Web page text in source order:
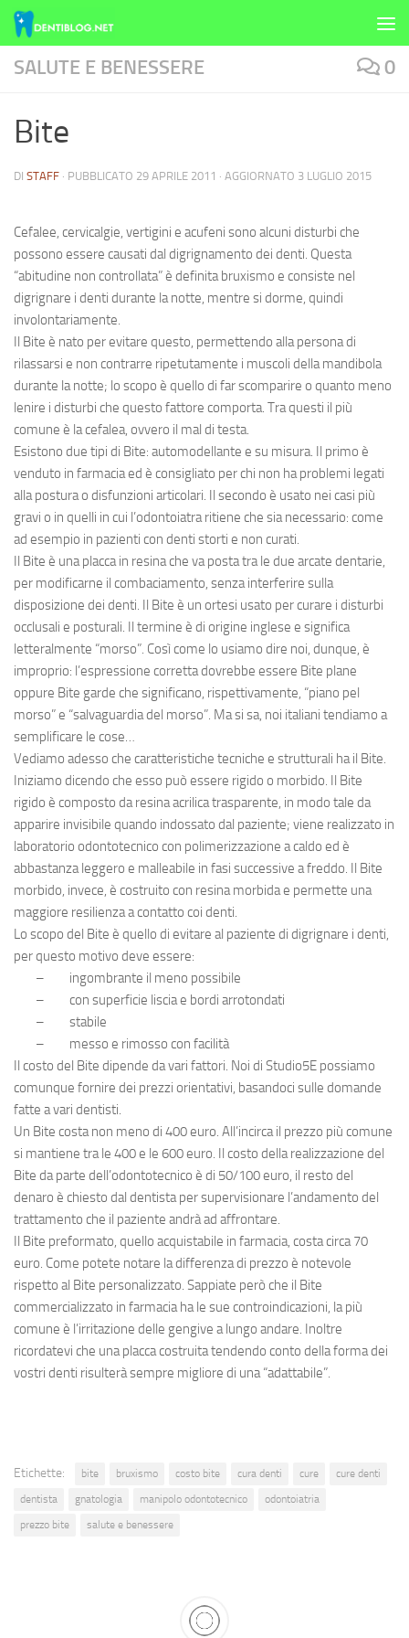
Skip to content
SALUTE E BENESSERE 0
Bite
DI STAFF · PUBBLICATO 29 APRILE 2011 · AGGIORNATO 3 LUGLIO 2015
Cefalee, cervicalgie, vertigini e acufeni sono alcuni disturbi che
possono essere causati dal digrignamento dei denti. Questa
“abitudine non controllata” è definitabruxismo e consiste nel
digrignare i denti durante la notte, mentre si dorme, quindi
involontariamente.
Il Bite è nato per evitare questo, permettendo alla persona di
rilassarsi e non contrarre ripetutamente i muscoli dellamandibola
durante la notte; lo scopo è quello di far scomparire o quanto meno
lenire i disturbi che questo fattore comporta. Tra questi il più
comune è la cefalea, ovvero il mal di testa.
Esistono due tipi di Bite: automodellante e su misura. Il primo è
venduto in farmacia ed è consigliato per chi non ha problemi legati
alla postura o disfunzioni articolari. Il secondo è usato nei casi più
gravi o in quelli in cui l’odontoiatraritiene che sia necessario: come
ad esempio in pazienti con denti storti e non curati.
Il Bite è unaplacca in resinache va posta tra le due arcate dentarie,
per modificarne il combaciamento, senza interferire sulla
disposizione dei denti. Il Bite è un ortesi usato per curare i disturbi
occlusali e posturali. Il termine è di origine inglese e significa
letteralmente “morso”. Così come lo usiamo dire noi, dunque, è
improprio: l’espressione corretta dovrebbe essere Bite plane
oppure Bite garde che significano, rispettivamente, “piano pel
morso” e “salvaguardia del morso”. Ma si sa, noi italiani tendiamo a
semplificare le cose…
Vediamo adesso che caratteristiche tecniche e strutturali ha il Bite.
Iniziamo dicendo che esso può essere rigido o morbido. Il Bite
rigido è composto da resina acrilica trasparente, in modo tale da
apparire invisibile quando indossato dal paziente; viene realizzato in
laboratorio odontotecnico con polimerizzazione a caldo ed è
abbastanza leggero e malleabile in fasi successive a freddo. Il Bite
morbido, invece, è costruito con resina morbida e permette una
maggiore resilienza a contatto coi denti.
Lo scopo del Bite è quello di evitare al paziente di digrignare i denti,
per questo motivo deve essere:
– ingombrante il meno possibile
– con superficie liscia e bordi arrotondati
– stabile
– messo e rimosso con facilità
Il costo del Bite dipende da vari fattori. Noi di Studio5E possiamo
comunque fornire dei prezzi orientativi, basandoci sulle domande
fatte a vari dentisti.
Un Bite costa non meno di 400 euro. All’incirca il prezzo più comune
si mantiene tra le 400 e le 600 euro. Il costo della realizzazione del
Bite da parte dell’odontotecnico è di 50/100 euro, il resto del
denaro è chiesto dal dentistaper supervisionare l’andamento del
trattamento che il paziente andrà ad affrontare.
Il Bite preformato, quello acquistabile in farmacia, costa circa 70
euro. Come potete notare la differenza di prezzo è notevole
rispetto al Bite personalizzato. Sappiate però che il Bite
commercializzato in farmacia ha le sue controindicazioni, la più
comune è l’irritazione delle gengive a lungo andare. Inoltre
ricordatevi che una placca costruita tendendo conto della forma dei
vostri denti risulterà sempre migliore di una “adattabile”.
Etichette: bite bruxismo costo bite cura denti cure
cure denti
dentista
gnatologia manipolo odontotecnico
odontoiatria
prezzo bite
salute e benessere